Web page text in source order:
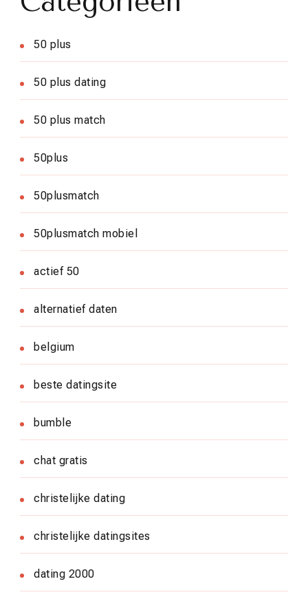
50 plus
50 plus dating
50 plus match
50plus
50plusmatch
50plusmatch mobiel
actief 50
alternatief daten
belgium
beste datingsite
bumble
chat gratis
christelijke dating
christelijke datingsites
dating 2000